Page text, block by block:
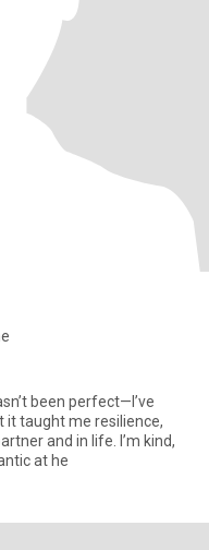
been perfect—I’ve
taught me resilience,
in life. I’m kind,
at he